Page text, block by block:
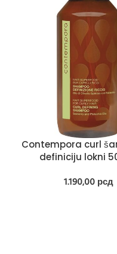
Contempora curl
definiciju lokni
1.190,00 рсд